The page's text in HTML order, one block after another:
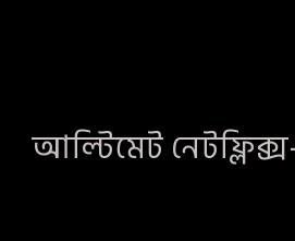
আল্টিমেট